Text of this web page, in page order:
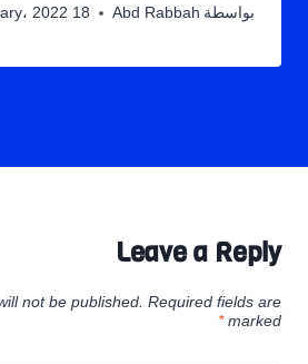
بواسطة Abd Rabbah 18 January، 2022
Leave a Reply
not be published. Required fields are
marked
*